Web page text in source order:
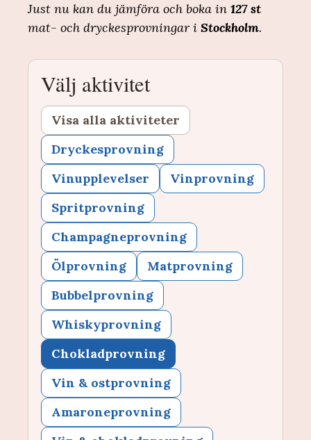
Just nu kan du jämföra och boka in 127 st
mat- och dryckesprovningar i Stockholm.
Välj aktivitet
Visa alla aktiviteter
Dryckesprovning
Vinupplevelser
Vinprovning
Spritprovning
Champagneprovning
Ölprovning
Matprovning
Bubbelprovning
Whiskyprovning
Chokladprovning
Vin & ostprovning
Amaroneprovning